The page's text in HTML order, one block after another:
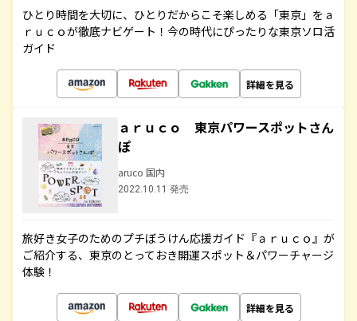
ひとり時間を大切に、ひとりだからこそ楽しめる「東京」をａ
ｒｕｃｏが徹底ナビゲート！今の時代にぴったりな東京ソロ活
ガイド
詳細を見る
ａｒｕｃｏ 東京パワースポットさん
ぽ
aruco 国内
2022.10.11 発売
旅好き女子のためのプチぼうけん応援ガイド『ａｒｕｃｏ』が
ご紹介する、東京のとっておき開運スポット＆パワーチャージ
体験！
詳細を見る